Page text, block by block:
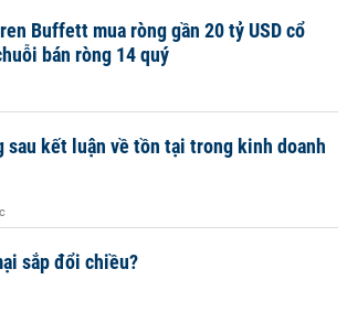
Buffett mua ròng gần 20 tỷ USD cổ
bán ròng 14 quý
sau kết luận về tồn tại trong kinh doanh
sắp đổi chiều?